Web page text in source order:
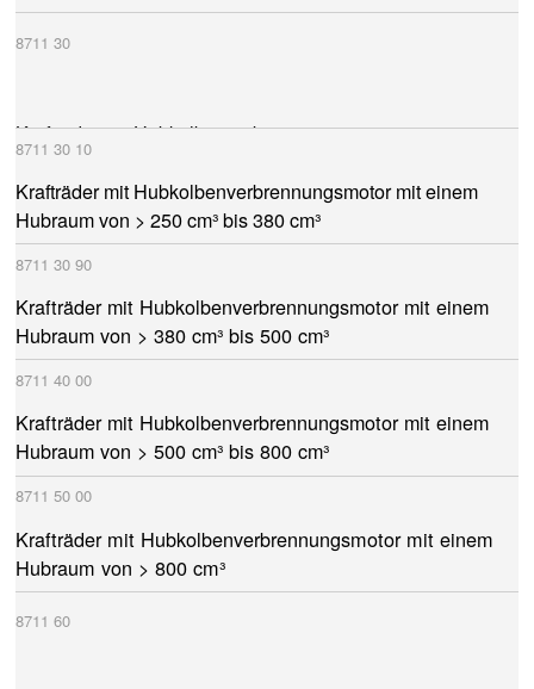
8711 30
Krafträder mit Hubkolbenverbrennungsmotor mit einem
Hubraum von > 250 cm³ bis 500 cm³
8711 30 10
Krafträder mit Hubkolbenverbrennungsmotor mit einem
Hubraum von > 250 cm³ bis 380 cm³
8711 30 90
Krafträder mit Hubkolbenverbrennungsmotor mit einem
Hubraum von > 380 cm³ bis 500 cm³
8711 40 00
Krafträder mit Hubkolbenverbrennungsmotor mit einem
Hubraum von > 500 cm³ bis 800 cm³
8711 50 00
Krafträder mit Hubkolbenverbrennungsmotor mit einem
Hubraum von > 800 cm³
8711 60